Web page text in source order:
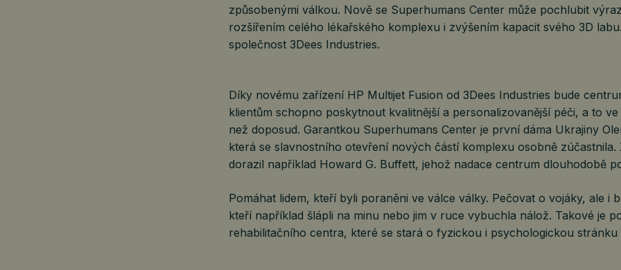
způsobenými válkou. Nově se Superhumans Center může pochlubit
rozšířením celého lékařského komplexu i zvýšením kapacit svého 3D
společnost 3Dees Industries.
Díky novému zařízení HP Multijet Fusion od 3Dees Industries bude
klientům schopno poskytnout kvalitnější a personalizovanější péči, a to
než doposud. Garantkou Superhumans Center je první dáma Ukrajiny
která se slavnostního otevření nových částí komplexu osobně zúčastnila.
dorazil například Howard G. Buffett, jehož nadace centrum dlouhodobě
Pomáhat lidem, kteří byli poraněni ve válce války. Pečovat o vojáky, ale i
kteří například šlápli na minu nebo jim v ruce vybuchla nálož. Takové je
rehabilitačního centra, které se stará o fyzickou i psychologickou